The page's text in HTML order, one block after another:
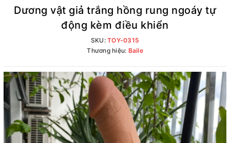
Dương vật giả trắng hồng rung ngoáy tự
động kèm điều khiển
SKU:TOY-0315
Thương hiệu: Baile